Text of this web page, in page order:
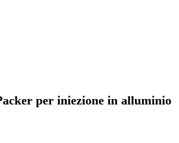
per iniezione in alluminio